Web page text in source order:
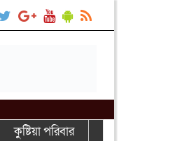
কুষ্টিয়া পরিবার